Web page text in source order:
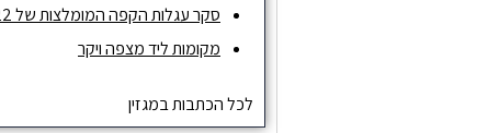
סקר עגלות הקפה המומלצות של 2022
מקומות ליד מצפה ויקר
לכל הכתבות במגזין